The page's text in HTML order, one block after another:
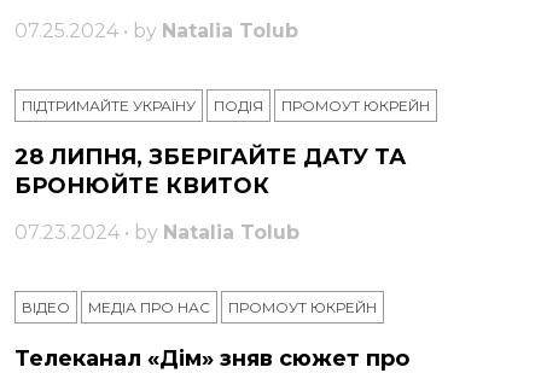
07.25.2024 • by Natalia Tolub
ПІДТРИМАЙТЕ УКРАЇНУ ПОДІЯ ПРОМОУТ ЮКРЕЙН
28 ЛИПНЯ, ЗБЕРІГАЙТЕ ДАТУ ТА
БРОНЮЙТЕ КВИТОК
07.23.2024 • by Natalia Tolub
ВІДЕО МЕДІА ПРО НАС ПРОМОУТ ЮКРЕЙН
Телеканал «Дім» зняв сюжет про